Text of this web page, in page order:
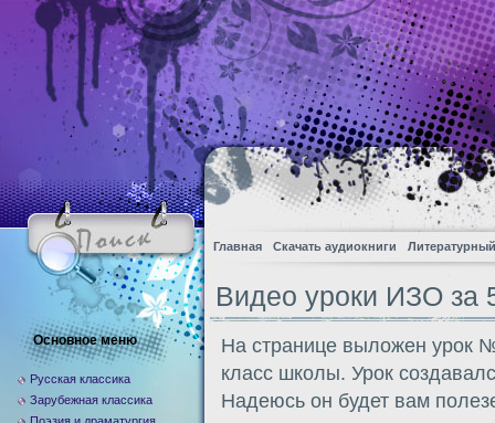
Главная Скачать аудиокниги
Видео уроки ИЗО за
На странице выложен урок
класс школы. Урок
Надеюсь он будет вам
Основное меню
Русская классика
Зарубежная классика